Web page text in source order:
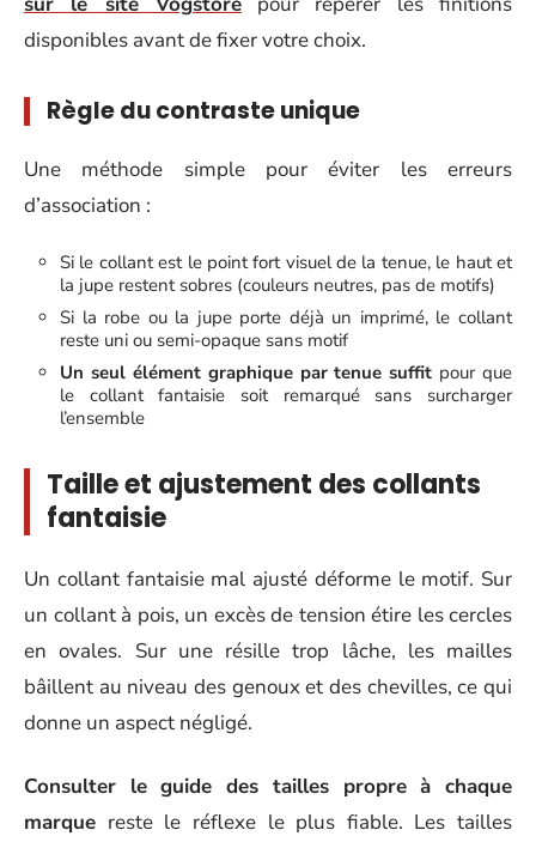
disponibles avant de fixer votre choix.
Règle du contraste unique
Une méthode simple pour éviter les erreurs
d’association :
Si le collant est le point fort visuel de la tenue, le haut et
la jupe restent sobres (couleurs neutres, pas de motifs)
Si la robe ou la jupe porte déjà un imprimé, le collant
reste uni ou semi-opaque sans motif
Un seul élément graphique par tenue suffit pour que
le collant fantaisie soit remarqué sans surcharger
l’ensemble
Taille et ajustement des collants
fantaisie
Un collant fantaisie mal ajusté déforme le motif. Sur
un collant à pois, un excès de tension étire les cercles
en ovales. Sur une résille trop lâche, les mailles
bâillent au niveau des genoux et des chevilles, ce qui
donne un aspect négligé.
Consulter le guide des tailles propre à chaque
marque reste le réflexe le plus fiable. Les tailles